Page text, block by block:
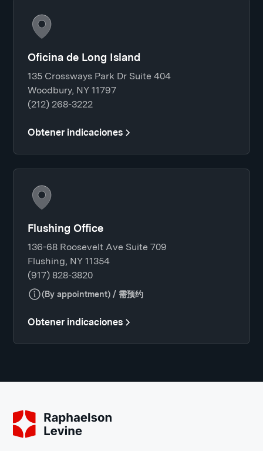
Oficina de Long Island
135 Crossways Park Dr Suite 404
Woodbury, NY 11797
(212) 268-3222
Obtener indicaciones
Flushing Office
136-68 Roosevelt Ave Suite 709
Flushing, NY 11354
(917) 828-3820
(By appointment) / 需预约
Obtener indicaciones